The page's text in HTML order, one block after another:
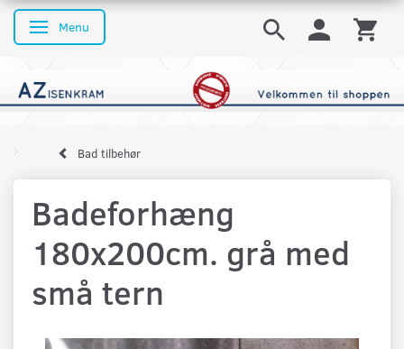
Skifte navigation
Menu
Bad tilbehør
Badeforhæng
180x200cm. grå med
små tern